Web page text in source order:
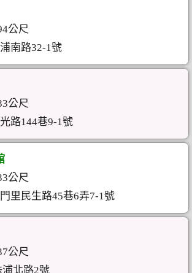
公尺
南路32-1號
公尺
路144巷9-1號
公尺
里民生路45巷6弄7-1號
公尺
北路2號